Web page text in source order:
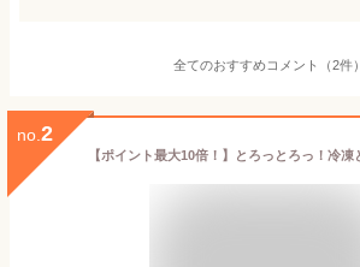
全てのおすすめコメント（2件）
no. 2